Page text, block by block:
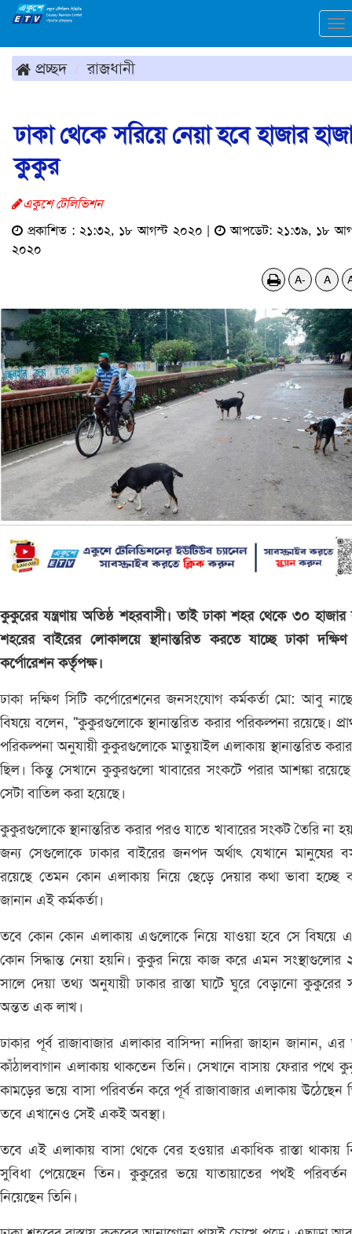
প্রচ্ছদ রাজধানী
ঢাকা থেকে সরিয়ে নেয়া হবে হাজার
কুকুর
একুশে টেলিভিশন
প্রকাশিত : ২১:৩২, ১৮ আগস্ট ২০২০ |
আপডেট: ২১:৩৯, ১৮
২০২০
A- A
কুকুরের যন্ত্রণায় অতিষ্ঠ শহরবাসী। তাই ঢাকা শহর থেকে ৩০
শহরের বাইরের লোকালয়ে স্থানান্তরিত করতে যাচ্ছে ঢাকা দক্ষিণ
কর্পোরেশন কর্তৃপক্ষ।
ঢাকা দক্ষিণ সিটি কর্পোরেশনের জনসংযোগ কর্মকর্তা মো: আবু
বিষয়ে বলেন, "কুকুরগুলোকে স্থানান্তরিত করার পরিকল্পনা রয়েছে।
পরিকল্পনা অনুযায়ী কুকুরগুলোকে মাতুয়াইল এলাকায় স্থানান্তরিত
ছিল। কিন্তু সেখানে কুকুরগুলো খাবারের সংকটে পরার আশঙ্কা
সেটা বাতিল করা হয়েছে।
কুকুরগুলোকে স্থানান্তরিত করার পরও যাতে খাবারের সংকট তৈরি না
জন্য সেগুলোকে ঢাকার বাইরের জনপদ অর্থাৎ যেখানে মানুষের
রয়েছে তেমন কোন এলাকায় নিয়ে ছেড়ে দেয়ার কথা ভাবা হচ্ছে
জানান এই কর্মকর্তা।
তবে কোন কোন এলাকায় এগুলোকে নিয়ে যাওয়া হবে সে বিষয়ে
কোন সিদ্ধান্ত নেয়া হয়নি। কুকুর নিয়ে কাজ করে এমন সংস্থাগুলোর
সালে দেয়া তথ্য অনুযায়ী ঢাকার রাস্তা ঘাটে ঘুরে বেড়ানো কুকুরের
অন্তত এক লাখ।
ঢাকার পূর্ব রাজাবাজার এলাকার বাসিন্দা নাদিরা জাহান জানান,
কাঁঠালবাগান এলাকায় থাকতেন তিনি। সেখানে বাসায় ফেরার পথে
কামড়ের ভয়ে বাসা পরিবর্তন করে পূর্ব রাজাবাজার এলাকায় উঠেছেন
তবে এখানেও সেই একই অবস্থা।
তবে এই এলাকায় বাসা থেকে বের হওয়ার একাধিক রাস্তা থাকায়
সুবিধা পেয়েছেন তিন। কুকুরের ভয়ে যাতায়াতের পথই
নিয়েছেন তিনি।